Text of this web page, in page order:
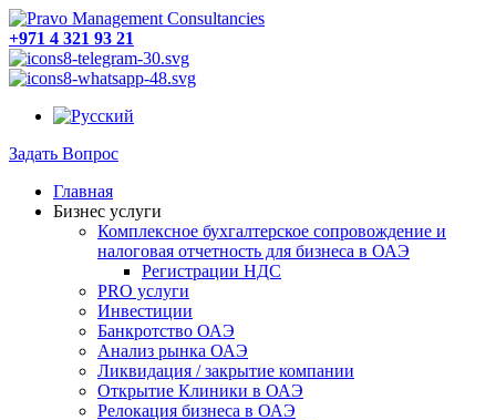
+971 4 321 93 21
Задать Вопрос
Главная
Бизнес услуги
Комплексное бухгалтерское сопровождение и
налоговая отчетность для бизнеса в ОАЭ
Регистрации НДС
PRO услуги
Инвестиции
Банкротство ОАЭ
Анализ рынка ОАЭ
Ликвидация / закрытие компании
Открытие Клиники в ОАЭ
Релокация бизнеса в ОАЭ